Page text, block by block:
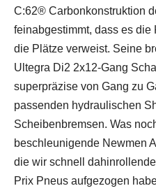
C:62® Carbonkonstruktion
feinabgestimmt, dass es
die Plätze verweist. Seine
Ultegra Di2 2x12-Gang
superpräzise von Gang zu
passenden hydraulischen
Scheibenbremsen. Was
beschleunigende Newmen
die wir schnell
Prix Pneus aufgezogen